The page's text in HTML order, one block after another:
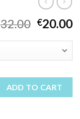
32.00 €20.00
ADD TO CART